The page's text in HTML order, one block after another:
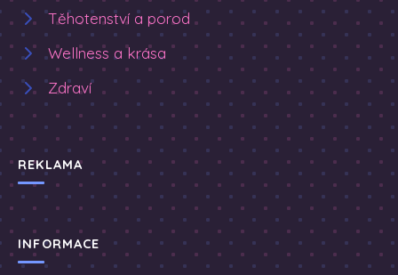
Těhotenství a porod
Wellness a krása
Zdraví
REKLAMA
INFORMACE